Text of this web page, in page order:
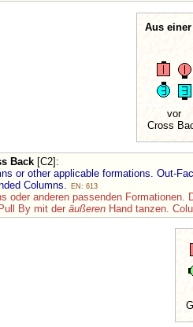
Aus
vor
Cross
Back [C2] :
or other applicable formations. Out-
Columns.
EN: 613
oder anderen passenden
By mit der äußeren Hand tanzen.